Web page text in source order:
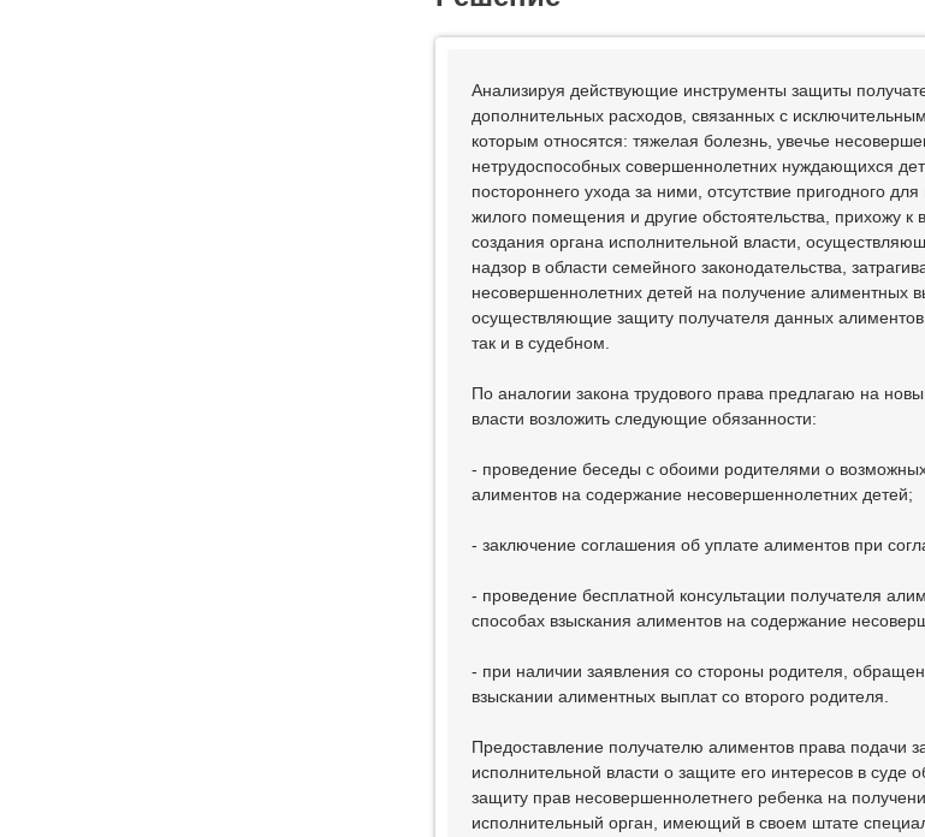
Анализируя действующие инструменты защиты
дополнительных расходов, связанных с
которым относятся: тяжелая болезнь, увечье
нетрудоспособных совершеннолетних нуждающихся
постороннего ухода за ними, отсутствие пригодного
жилого помещения и другие обстоятельства, прихожу к
создания органа исполнительной власти,
надзор в области семейного законодательства,
несовершеннолетних детей на получение алиментных
осуществляющие защиту получателя данных алиментов
так и в судебном.
По аналогии закона трудового права предлагаю на
власти возложить следующие обязанности:
- проведение беседы с обоими родителями о
алиментов на содержание несовершеннолетних детей;
- заключение соглашения об уплате алиментов при
- проведение бесплатной консультации получателя
способах взыскания алиментов на содержание
- при наличии заявления со стороны родителя,
взыскании алиментных выплат со второго родителя.
Предоставление получателю алиментов права подачи
исполнительной власти о защите его интересов в суде
защиту прав несовершеннолетнего ребенка на
исполнительный орган, имеющий в своем штате